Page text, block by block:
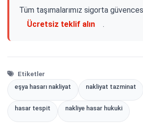
Tüm taşımalarımız sigorta
Ücretsiz teklif alın
.
Etiketler
eşya hasarı nakliyat nakliyat tazminat
hasar tespit nakliye hasar hukuki